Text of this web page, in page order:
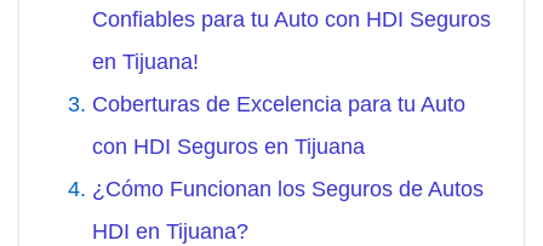
Confiables para tu Auto con HDI Seguros
en Tijuana!
Coberturas de Excelencia para tu Auto
con HDI Seguros en Tijuana
¿Cómo Funcionan los Seguros de Autos
HDI en Tijuana?